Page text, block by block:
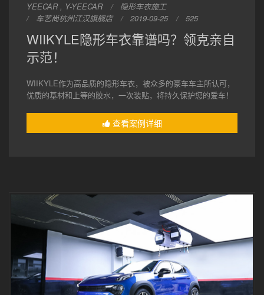
YEECAR , Y-YEECAR
隐形车衣施工
车艺尚杭州江汉旗舰店
2019-09-25 525
WIIKYLE隐形车衣靠谱吗？领克亲自
示范！
WIIKYLE作为高品质的隐形车衣，被众多的豪车车主所认可，
优质的基材和上等的胶水，一次装贴，将持久保护您的爱车！
查看案例详细